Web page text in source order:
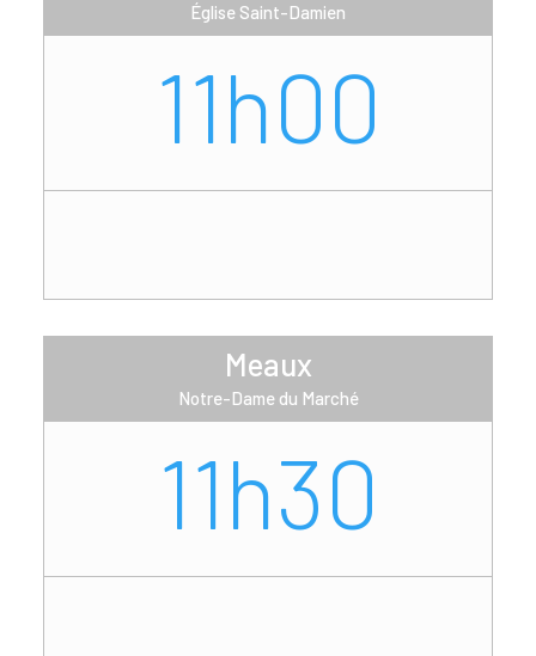
Église Saint-Damien
11h00
Meaux
Notre-Dame du Marché
11h30